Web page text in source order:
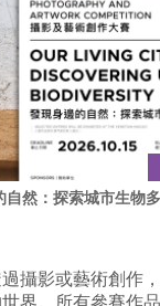
然：探索城市生物多
攝影或藝術創作